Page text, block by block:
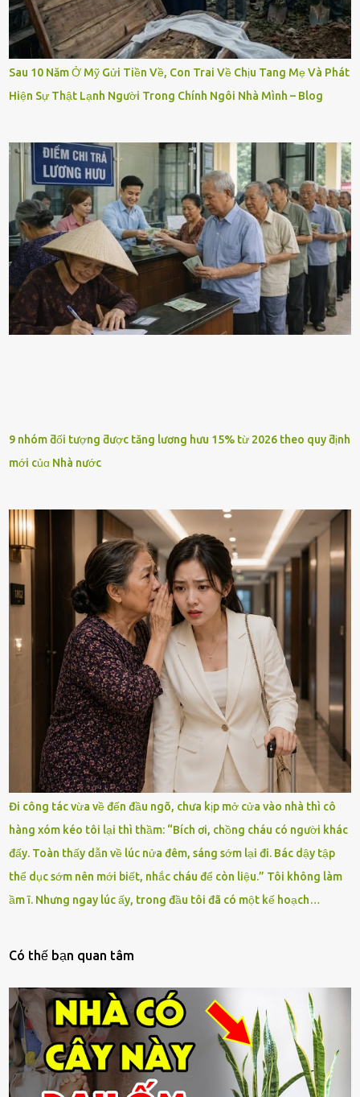
Sau 10 Năm Ở Mỹ Gửi Tiền Về, Con Trai Về Chịu Tang Mẹ Và Phát
Hiện Sự Thật Lạnh Người Trong Chính Ngôi Nhà Mình – Blog
9 nhóm ƌối tượng ƌược tăng lương hưu 15% từ 2026 theo quy ƌịnh
mới củɑ Nhà nước
Đi công tác vừa về đến đầu ngõ, chưa kịp mở cửa vào nhà thì cô
hàng xóm kéo tôi lại thì thầm: “Bích ơi, chồng cháu có người khác
đấy. Toàn thấy dẫn về lúc nửa đêm, sáng sớm lại đi. Bác dậy tập
thể dục sớm nên mới biết, nhắc cháu để còn liệu.” Tôi không làm
ầm ĩ. Nhưng ngay lúc ấy, trong đầu tôi đã có một kế hoạch…
Có thế bạn quan tâm